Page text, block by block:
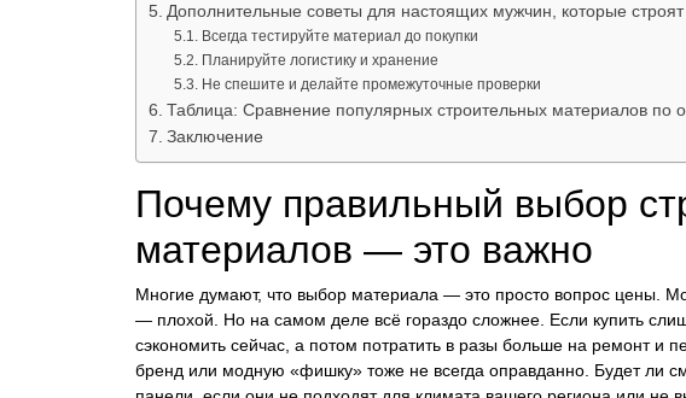
Дополнительные советы для настоящих мужчин, которые
Всегда тестируйте материал до покупки
Планируйте логистику и хранение
Не спешите и делайте промежуточные проверки
Таблица: Сравнение популярных строительных материалов по
Заключение
Почему правильный выбор
материалов — это важно
Многие думают, что выбор материала — это просто вопрос цены.
— плохой. Но на самом деле всё гораздо сложнее. Если купить
сэкономить сейчас, а потом потратить в разы больше на ремонт и
бренд или модную «фишку» тоже не всегда оправданно. Будет ли